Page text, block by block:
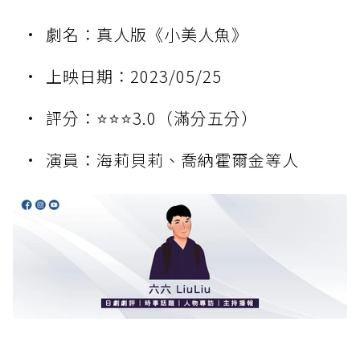
劇名：真人版《小美人魚》
上映日期：2023/05/25
評分：⭐️⭐️⭐️3.0（滿分五分）
演員：海莉貝莉、喬納霍爾金等人